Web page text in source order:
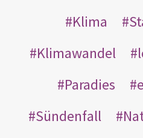
Klima
Klimawandel
Paradies
Sündenfall